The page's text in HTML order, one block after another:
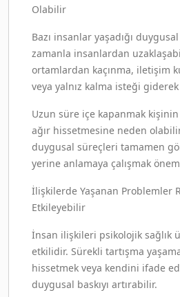
Olabilir
Bazı insanlar yaşadığı
zamanla insanlardan
ortamlardan kaçınma, iletişim
veya yalnız kalma isteği
Uzun süre içe kapanmak
ağır hissetmesine neden
duygusal süreçleri tamamen
yerine anlamaya çalışmak
İlişkilerde Yaşanan Problemler
Etkileyebilir
İnsan ilişkileri psikolojik sağlık
etkilidir. Sürekli tartışma
hissetmek veya kendini ifade
duygusal baskıyı artırabilir.